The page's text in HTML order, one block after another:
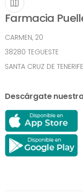
Farmacia
CARMEN, 20
38280 TEGUESTE
SANTA CRUZ DE TENERIFE
Descárgate